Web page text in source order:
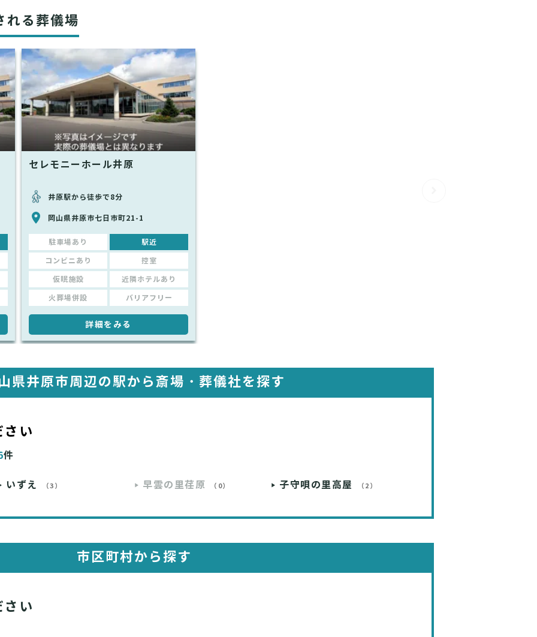
れる葬儀場
セレモニーホール井原
井原駅から徒歩で8分
岡山県井原市七日市町21-1
駐車場あり 駅近
コンビニあり 控室
仮眠施設 近隣ホテルあり
火葬場併設 バリアフリー
詳細をみる
県井原市周辺の駅から 斎場・葬儀社を探す
い
件
いずえ （3） 早雲の里荏原 （0） 子守唄の里高屋 （2）
市区町村から探す
い